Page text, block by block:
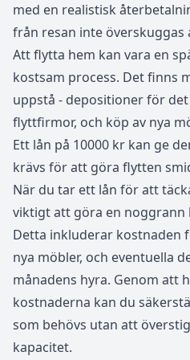
med en realistisk
från resan inte överskuggas
Att flytta hem kan vara en
kostsam process. Det finns
uppstå - depositioner för
flyttfirmor, och köp av nya
Ett lån på 10000 kr kan ge
krävs för att göra flytten
När du tar ett lån för att
viktigt att göra en
Detta inkluderar kostnaden
nya möbler, och eventuella
månadens hyra. Genom att
kostnaderna kan du
som behövs utan att
kapacitet.